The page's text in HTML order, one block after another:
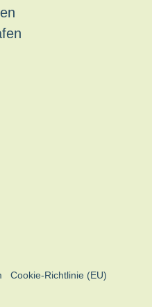
Cookie-Richtlinie (EU)